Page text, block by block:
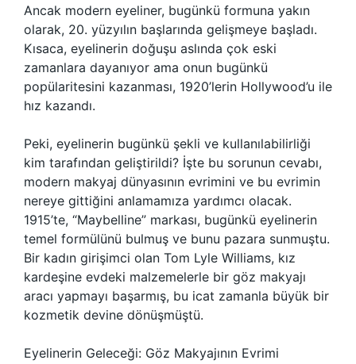
Ancak modern eyeliner, bugünkü formuna yakın
olarak, 20. yüzyılın başlarında gelişmeye başladı.
Kısaca, eyelinerin doğuşu aslında çok eski
zamanlara dayanıyor ama onun bugünkü
popülaritesini kazanması, 1920’lerin Hollywood’u ile
hız kazandı.
Peki, eyelinerin bugünkü şekli ve kullanılabilirliği
kim tarafından geliştirildi? İşte bu sorunun cevabı,
modern makyaj dünyasının evrimini ve bu evrimin
nereye gittiğini anlamamıza yardımcı olacak.
1915’te, “Maybelline” markası, bugünkü eyelinerin
temel formülünü bulmuş ve bunu pazara sunmuştu.
Bir kadın girişimci olan Tom Lyle Williams, kız
kardeşine evdeki malzemelerle bir göz makyajı
aracı yapmayı başarmış, bu icat zamanla büyük bir
kozmetik devine dönüşmüştü.
Eyelinerin Geleceği: Göz Makyajının Evrimi